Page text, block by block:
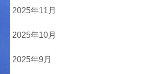
2025年11月
2025年10月
2025年9月